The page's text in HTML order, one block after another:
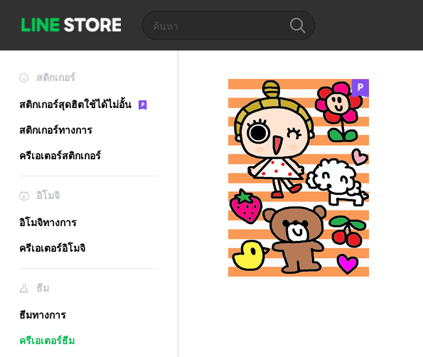
สติกเกอร์
สติกเกอร์สุดฮิตใช้ได้ไม่อั้น
สติกเกอร์ทางการ
ครีเอเตอร์สติกเกอร์
อิโมจิ
อิโมจิทางการ
ครีเอเตอร์อิโมจิ
ธีม
ธีมทางการ
ครีเอเตอร์ธีม